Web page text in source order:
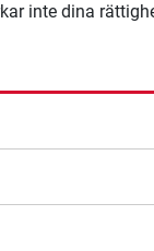
inte dina